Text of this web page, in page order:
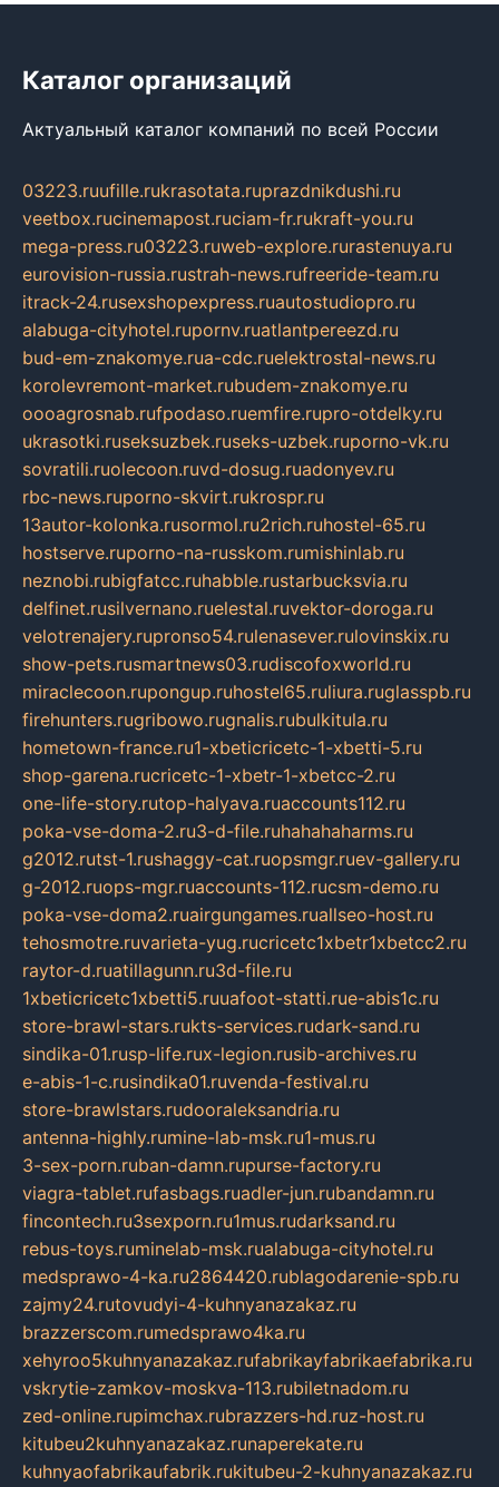
Каталог организаций
Актуальный каталог компаний по всей России
03223.ruufille.rukrasotata.ruprazdnikdushi.ru
veetbox.rucinemapost.ruciam-fr.rukraft-you.ru
mega-press.ru03223.ruweb-explore.rurastenuya.ru
eurovision-russia.rustrah-news.rufreeride-team.ru
itrack-24.rusexshopexpress.ruautostudiopro.ru
alabuga-cityhotel.rupornv.ruatlantpereezd.ru
bud-em-znakomye.rua-cdc.ruelektrostal-news.ru
korolevremont-market.rubudem-znakomye.ru
oooagrosnab.rufpodaso.ruemfire.rupro-otdelky.ru
ukrasotki.ruseksuzbek.ruseks-uzbek.ruporno-vk.ru
sovratili.ruolecoon.ruvd-dosug.ruadonyev.ru
rbc-news.ruporno-skvirt.rukrospr.ru
13autor-kolonka.rusormol.ru2rich.ruhostel-65.ru
hostserve.ruporno-na-russkom.rumishinlab.ru
neznobi.rubigfatcc.ruhabble.rustarbucksvia.ru
delfinet.rusilvernano.ruelestal.ruvektor-doroga.ru
velotrenajery.rupronso54.rulenasever.rulovinskix.ru
show-pets.rusmartnews03.rudiscofoxworld.ru
miraclecoon.rupongup.ruhostel65.ruliura.ruglasspb.ru
firehunters.rugribowo.rugnalis.rubulkitula.ru
hometown-france.ru1-xbeticricetc-1-xbetti-5.ru
shop-garena.rucricetc-1-xbetr-1-xbetcc-2.ru
one-life-story.rutop-halyava.ruaccounts112.ru
poka-vse-doma-2.ru3-d-file.ruhahahaharms.ru
g2012.rutst-1.rushaggy-cat.ruopsmgr.ruev-gallery.ru
g-2012.ruops-mgr.ruaccounts-112.rucsm-demo.ru
poka-vse-doma2.ruairgungames.ruallseo-host.ru
tehosmotre.ruvarieta-yug.rucricetc1xbetr1xbetcc2.ru
raytor-d.ruatillagunn.ru3d-file.ru
1xbeticricetc1xbetti5.ruuafoot-statti.rue-abis1c.ru
store-brawl-stars.rukts-services.rudark-sand.ru
sindika-01.rusp-life.rux-legion.rusib-archives.ru
e-abis-1-c.rusindika01.ruvenda-festival.ru
store-brawlstars.rudooraleksandria.ru
antenna-highly.rumine-lab-msk.ru1-mus.ru
3-sex-porn.ruban-damn.rupurse-factory.ru
viagra-tablet.rufasbags.ruadler-jun.rubandamn.ru
fincontech.ru3sexporn.ru1mus.rudarksand.ru
rebus-toys.ruminelab-msk.rualabuga-cityhotel.ru
medsprawo-4-ka.ru2864420.rublagodarenie-spb.ru
zajmy24.rutovudyi-4-kuhnyanazakaz.ru
brazzerscom.rumedsprawo4ka.ru
xehyroo5kuhnyanazakaz.rufabrikayfabrikaefabrika.ru
vskrytie-zamkov-moskva-113.rubiletnadom.ru
zed-online.rupimchax.rubrazzers-hd.ruz-host.ru
kitubeu2kuhnyanazakaz.runaperekate.ru
kuhnyaofabrikaufabrik.rukitubeu-2-kuhnyanazakaz.ru